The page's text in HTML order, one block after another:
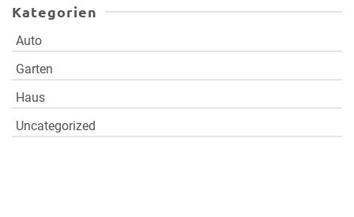
Kategorien
Auto
Garten
Haus
Uncategorized